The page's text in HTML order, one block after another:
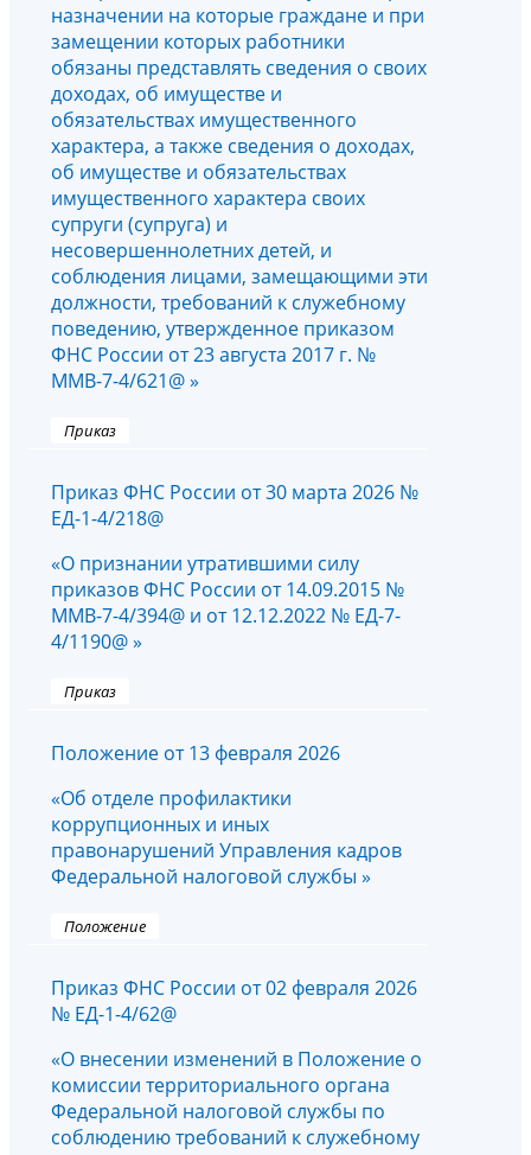
назначении на которые граждане и при
замещении которых работники
обязаны представлять сведения о своих
доходах, об имуществе и
обязательствах имущественного
характера, а также сведения о доходах,
об имуществе и обязательствах
имущественного характера своих
супруги (супруга) и
несовершеннолетних детей, и
соблюдения лицами, замещающими эти
должности, требований к служебному
поведению, утвержденное приказом
ФНС России от 23 августа 2017 г. №
ММВ-7-4/621@ »
Приказ
Приказ ФНС России от 30 марта 2026 №
ЕД-1-4/218@
«О признании утратившими силу
приказов ФНС России от 14.09.2015 №
ММВ-7-4/394@ и от 12.12.2022 № ЕД-7-
4/1190@ »
Приказ
Положение от 13 февраля 2026
«Об отделе профилактики
коррупционных и иных
правонарушений Управления кадров
Федеральной налоговой службы »
Положение
Приказ ФНС России от 02 февраля 2026
№ ЕД-1-4/62@
«О внесении изменений в Положение о
комиссии территориального органа
Федеральной налоговой службы по
соблюдению требований к служебному